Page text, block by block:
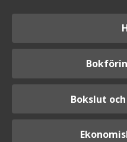
Bokslut